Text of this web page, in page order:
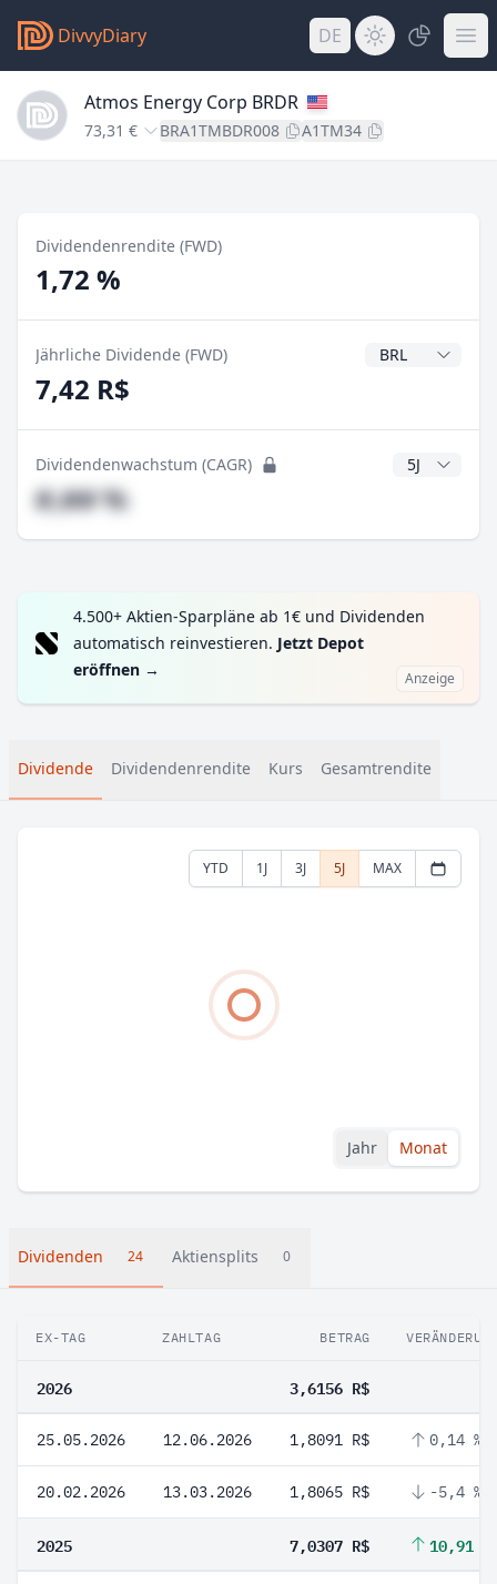
DivvyDiary DE
Atmos Energy Corp BRDR
73,31 € BRA1TMBDR008 A1TM34
Dividendenrendite (FWD)
1,72 %
Jährliche Dividende (FWD)
7,42 R$
Dividendenwachstum (CAGR) CAGR Jahre
#,## %
4.500+ Aktien-Sparpläne ab 1€ und Dividenden
automatisch reinvestieren. Jetzt Depot
eröffnen → Anzeige
Dividende Dividendenrendite Kurs Gesamtrendite
YTD 1J 3J 5J MAX
Jahr Monat
Dividenden 24 Aktiensplits 0
EX-TAG ZAHLTAG BETRAG
2026 3,6156 R$
25.05.2026 12.06.2026 1,8091 R$ 0,14 %
20.02.2026 13.03.2026 1,8065 R$ -5,4 %
2025 7,0307 R$ 10,91 %